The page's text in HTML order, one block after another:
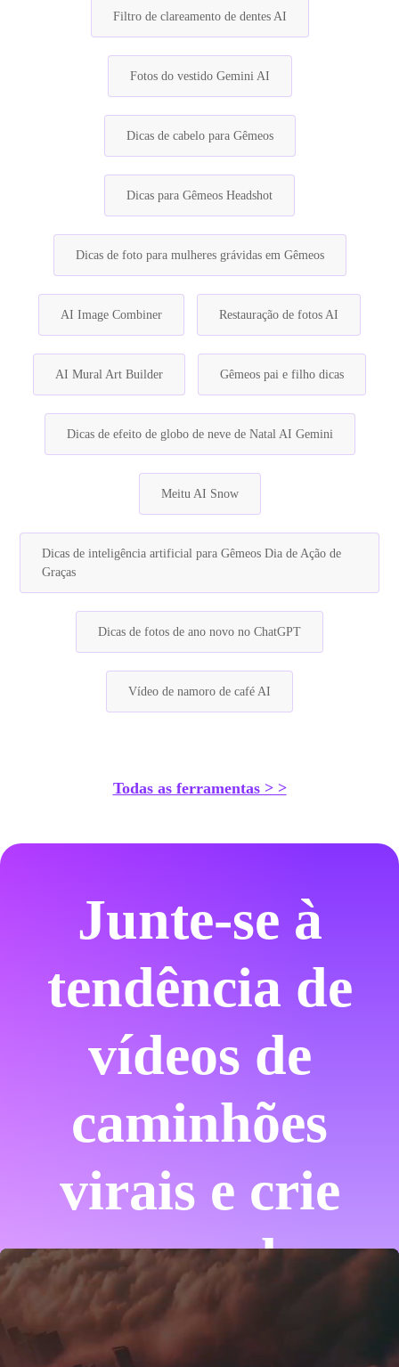
Filtro de clareamento de dentes AI
Fotos do vestido Gemini AI
Dicas de cabelo para Gêmeos
Dicas para Gêmeos Headshot
Dicas de foto para mulheres grávidas em Gêmeos
AI Image Combiner Restauração de fotos AI
AI Mural Art Builder Gêmeos pai e filho dicas
Dicas de efeito de globo de neve de Natal AI Gemini
Meitu AI Snow
Dicas de inteligência artificial para Gêmeos Dia de Ação de
Graças
Dicas de fotos de ano novo no ChatGPT
Vídeo de namoro de café AI
Todas as ferramentas > >
Junte-se à
tendência de
vídeos de
caminhões
virais e crie
cenas de
colisão